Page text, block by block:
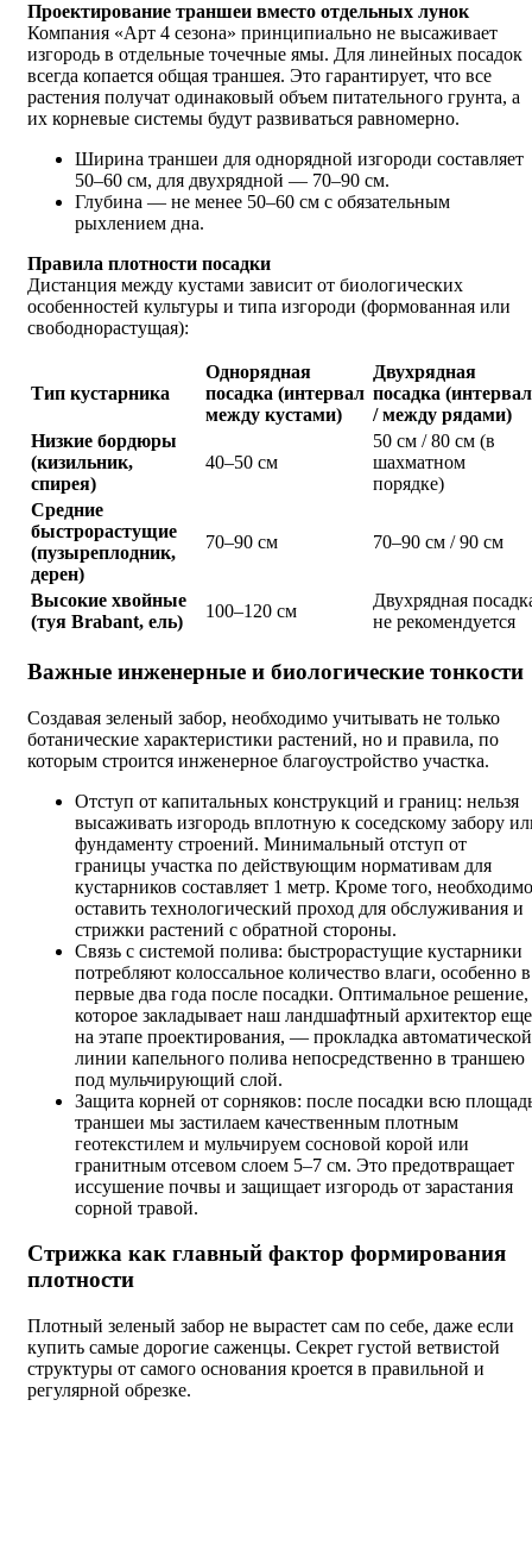
Проектирование траншеи вместо отдельных лунок
Компания «Арт 4 сезона» принципиально не высаживает
изгородь в отдельные точечные ямы. Для линейных посадок
всегда копается общая траншея. Это гарантирует, что все
растения получат одинаковый объем питательного грунта, а
их корневые системы будут развиваться равномерно.
Ширина траншеи для однорядной изгороди составляет
50–60 см, для двухрядной — 70–90 см.
Глубина — не менее 50–60 см с обязательным
рыхлением дна.
Правила плотности посадки
Дистанция между кустами зависит от биологических
особенностей культуры и типа изгороди (формованная или
свободнорастущая):
Тип кустарника
Однорядная
посадка (интервал
между кустами)
Двухрядная
посадка (интервал
/ между рядами)
Низкие бордюры
(кизильник,
спирея)
40–50 см
50 см / 80 см (в
шахматном
порядке)
Средние
быстрорастущие
(пузыреплодник,
дерен)
70–90 см 70–90 см / 90 см
Высокие хвойные
(туя Brabant, ель)
100–120 см
Двухрядная
не рекомендуется
Важные инженерные и биологические тонкости
Создавая зеленый забор, необходимо учитывать не только
ботанические характеристики растений, но и правила, по
которым строится инженерное благоустройство участка.
Отступ от капитальных конструкций и границ: нельзя
высаживать изгородь вплотную к соседскому забору
фундаменту строений. Минимальный отступ от
границы участка по действующим нормативам для
кустарников составляет 1 метр. Кроме того, необходимо
оставить технологический проход для обслуживания и
стрижки растений с обратной стороны.
Связь с системой полива: быстрорастущие кустарники
потребляют колоссальное количество влаги, особенно в
первые два года после посадки. Оптимальное решение,
которое закладывает наш ландшафтный архитектор еще
на этапе проектирования, — прокладка автоматической
линии капельного полива непосредственно в траншею
под мульчирующий слой.
Защита корней от сорняков: после посадки всю
траншеи мы застилаем качественным плотным
геотекстилем и мульчируем сосновой корой или
гранитным отсевом слоем 5–7 см. Это предотвращает
иссушение почвы и защищает изгородь от зарастания
сорной травой.
Стрижка как главный фактор формирования
плотности
Плотный зеленый забор не вырастет сам по себе, даже если
купить самые дорогие саженцы. Секрет густой ветвистой
структуры от самого основания кроется в правильной и
регулярной обрезке.